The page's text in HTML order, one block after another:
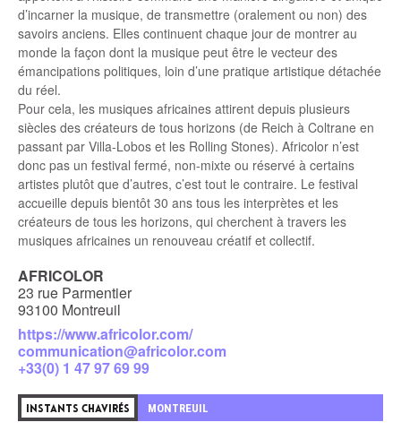
d’incarner la musique, de transmettre (oralement ou non) des
savoirs anciens. Elles continuent chaque jour de montrer au
monde la façon dont la musique peut être le vecteur des
émancipations politiques, loin d’une pratique artistique détachée
du réel.
Pour cela, les musiques africaines attirent depuis plusieurs
siècles des créateurs de tous horizons (de Reich à Coltrane en
passant par Villa-Lobos et les Rolling Stones). Africolor n’est
donc pas un festival fermé, non-mixte ou réservé à certains
artistes plutôt que d’autres, c’est tout le contraire. Le festival
accueille depuis bientôt 30 ans tous les interprètes et les
créateurs de tous les horizons, qui cherchent à travers les
musiques africaines un renouveau créatif et collectif.
AFRICOLOR
23 rue Parmentier
93100 Montreuil
https://www.africolor.com/
communication@africolor.com
+33(0) 1 47 97 69 99
INSTANTS CHAVIRÉS MONTREUIL